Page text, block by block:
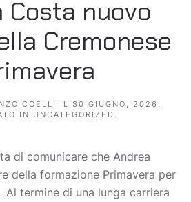
Costa nuovo
Cremonese
COELLI IL 30 GIUGNO, 2026 .
IN UNCATEGORIZED .
di comunicare che Andrea
della formazione Primavera per
termine di una lunga carriera